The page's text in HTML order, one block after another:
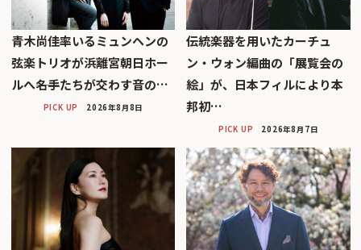
青木尚佳率いるミュンヘンの
弦楽トリオが浜離宮朝日ホー
ルへ――名手たちが交わす音の…
PICK UP 2026年8月8日
伝統楽器を用いたカーチュ
ン・ウォン編曲の「展覧会の
絵」が、日本フィルにより本
邦初…
PICK UP 2026年8月7日